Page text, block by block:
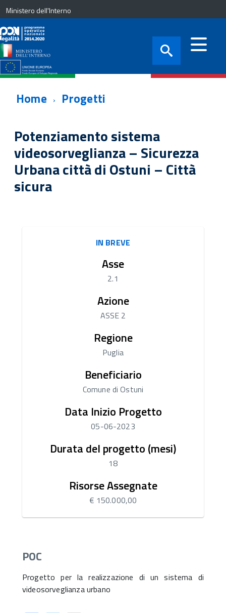
Ministero dell'Interno
Home Progetti
Potenziamento sistema
videosorveglianza – Sicurezza
Urbana città di Ostuni – Città
sicura
IN BREVE
Asse
2.1
Azione
ASSE 2
Regione
Puglia
Beneficiario
Comune di Ostuni
Data Inizio Progetto
05-06-2023
Durata del progetto (mesi)
18
Risorse Assegnate
€ 150.000,00
POC
Progetto per la realizzazione di un sistema di
videosorveglianza urbano